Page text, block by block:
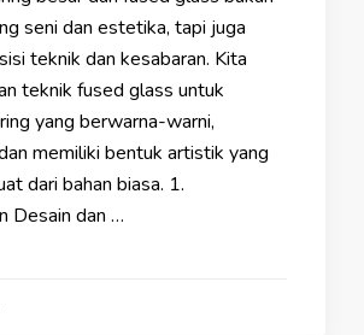
seni dan estetika, tapi juga
teknik dan kesabaran. Kita
teknik fused glass untuk
yang berwarna-warni,
memiliki bentuk artistik yang
dari bahan biasa. 1.
Desain dan …